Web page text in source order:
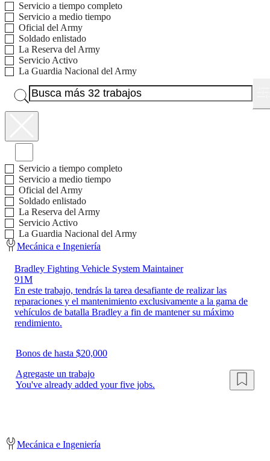
Servicio a tiempo completo
Servicio a medio tiempo
Oficial del Army
Soldado enlistado
La Reserva del Army
Servicio Activo
La Guardia Nacional del Army
Servicio a tiempo completo
Servicio a medio tiempo
Oficial del Army
Soldado enlistado
La Reserva del Army
Servicio Activo
La Guardia Nacional del Army
Mecánica e Ingeniería
Bradley Fighting Vehicle System Maintainer
91M
En este trabajo, tendrás la tarea desafiante de realizar las
reparaciones y el mantenimiento exclusivamente a la gama de
vehículos de batalla Bradley a fin de mantener su máximo
rendimiento.
Bonos de hasta $20,000
Agregaste un trabajo
You've already added your five jobs.
Mecánica e Ingeniería